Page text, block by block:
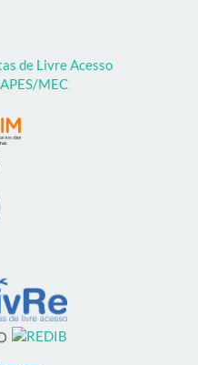
de Livre Acesso
MEC